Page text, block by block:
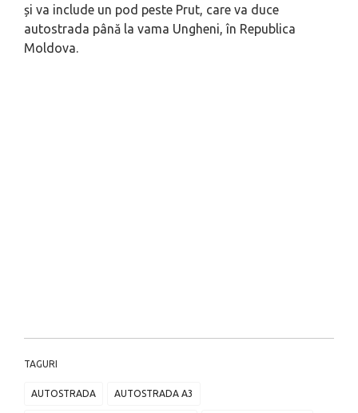
și va include un pod peste Prut, care va duce
autostrada până la vama Ungheni, în Republica
Moldova.
TAGURI
AUTOSTRADA AUTOSTRADA A3